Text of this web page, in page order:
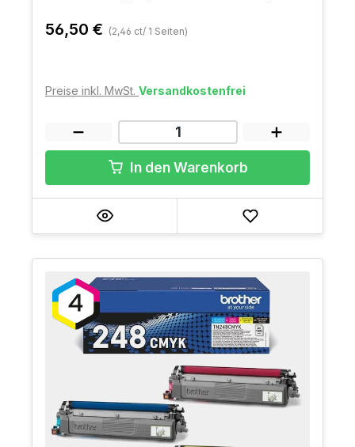
56,50 € (2,46 ct/ 1 Seiten)
Preise inkl. MwSt. Versandkostenfrei
In den Warenkorb